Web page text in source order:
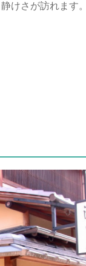
けさが訪れます。